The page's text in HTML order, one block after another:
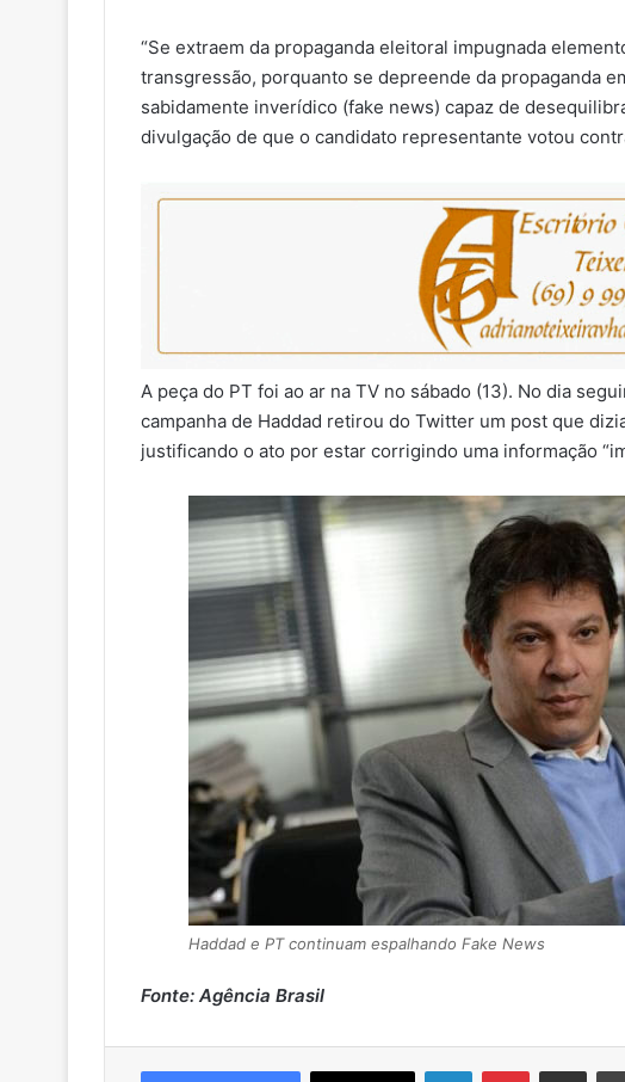
“Se extraem da propaganda eleitoral impugnada
transgressão, porquanto se depreende da propaganda
sabidamente inverídico (fake news) capaz de
divulgação de que o candidato representante votou
A peça do PT foi ao ar na TV no sábado (13). No dia
campanha de Haddad retirou do Twitter um post que
justificando o ato por estar corrigindo uma informação
Haddad e PT continuam espalhando Fake News
Fonte: Agência Brasil